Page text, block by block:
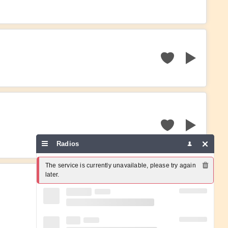
Radios
The service is currently unavailable, please try again
later.